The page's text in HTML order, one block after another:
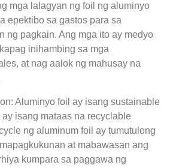
mga lalagyan ng foil ng aluminyo
epektibo sa gastos para sa
ng pagkain. Ang mga ito ay medyo
inihambing sa mga
at nag aalok ng mahusay na
Aluminyo foil ay isang sustainable
isang mataas na recyclable
ng aluminum foil ay tumutulong
at mabawasan ang
kumpara sa paggawa ng